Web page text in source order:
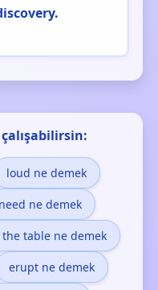
loud ne demek
need ne demek
the table ne demek
erupt ne demek